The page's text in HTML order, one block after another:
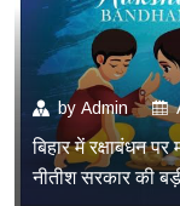
by Admin
बिहार में रक्षाबंधन
नीतीश सरकार की